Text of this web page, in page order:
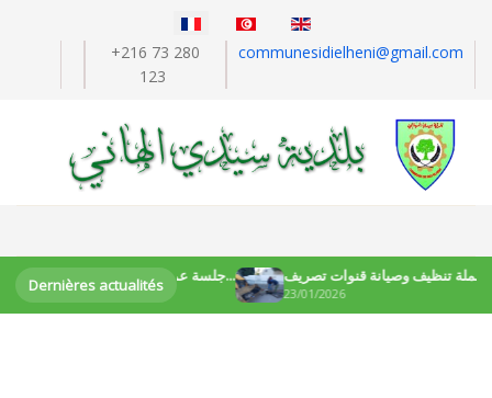
Sélectionnez votre langue
+216 73 280
123
communesidielheni@gmail.com
Dernières actualitésجلسة عمل لمتابعة تقدّم أشغال م…
2026
حملة تنظيف وصيانة قنوات تصريف…
23/01/2026